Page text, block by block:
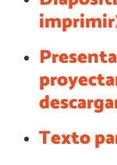
Texto